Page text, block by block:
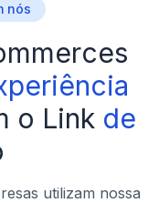
nós
o Link de
utilizam nossa